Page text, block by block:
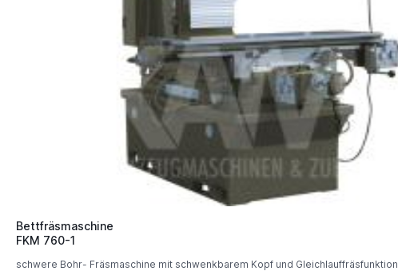
Bettfräsmaschine
FKM 760-1
schwere Bohr- Fräsmaschine mit schwenkbarem Kopf und Gleichlauffräsfunktion